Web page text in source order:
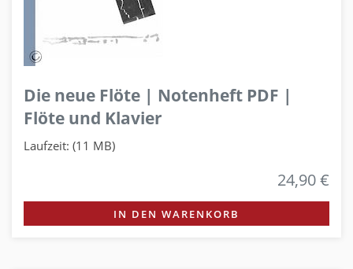
Die neue Flöte | Notenheft PDF |
Flöte und Klavier
Laufzeit: (11 MB)
24,90 €
IN DEN WARENKORB